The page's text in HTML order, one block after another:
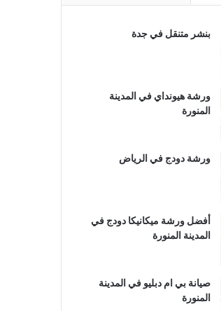
بنشر متنقل في جدة
ورشة هيونداي في المدينة
المنورة
ورشة دودج في الرياض
أفضل ورشة ميكانيكا دودج في
المدينة المنورة
صيانة بي ام دبليو في المدينة
المنورة